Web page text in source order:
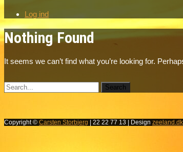
Log ind
Nothing Found
It seems we can’t find what you’re looking for.
Copyright © Carsten Storbjerg | 22 22 77 13 | Design zeeland.dk